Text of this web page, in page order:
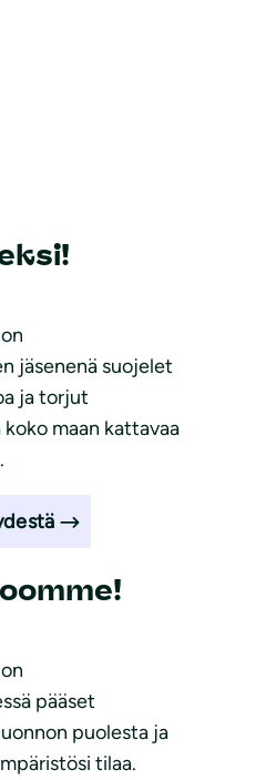
jäsenenä suojelet
ja torjut
maan kattavaa
pääset
puolesta ja
tilaa.